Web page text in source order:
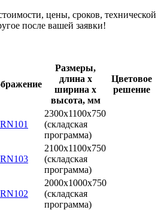
цены, сроков, технической
после вашей заявки!
Размеры,
длина х
ширина х
высота, мм
Цветовое
решение
2300х1100х750
(складская
программа)
2100х1100х750
(складская
программа)
2000х1000х750
(складская
программа)